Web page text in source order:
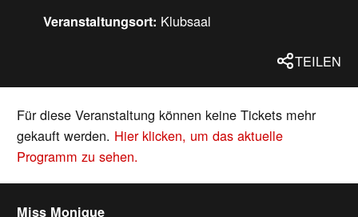
Veranstaltungsort: Klubsaal
TEILEN
Für diese Veranstaltung können keine Tickets mehr
gekauft werden. Hier klicken, um das aktuelle
Programm zu sehen.
Miss Monique